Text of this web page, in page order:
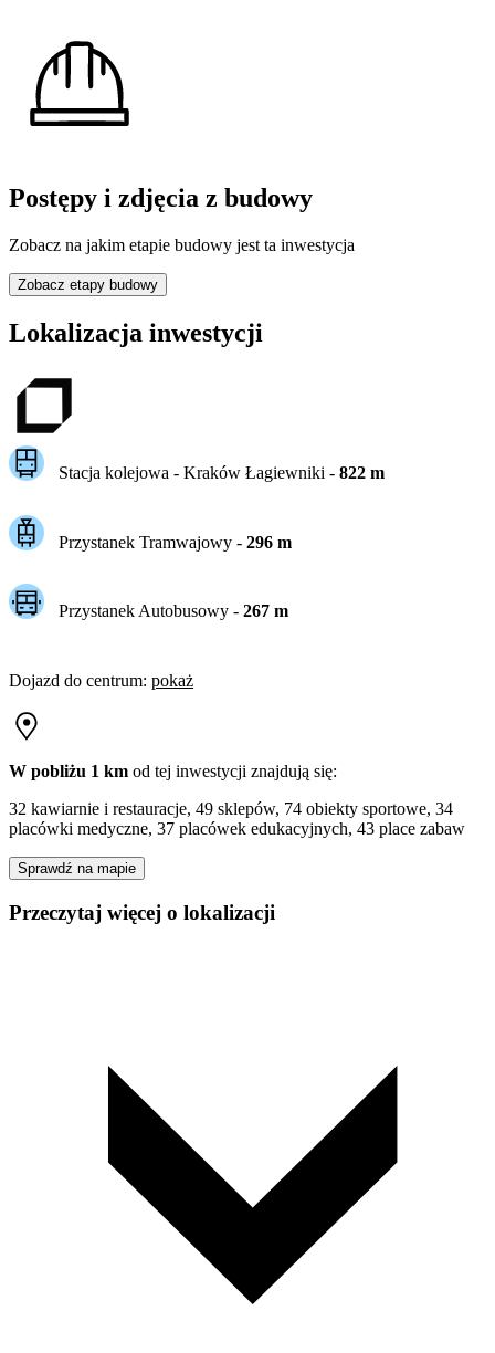
Postępy i zdjęcia z budowy
Zobacz na jakim etapie budowy jest ta inwestycja
Zobacz etapy budowy
Lokalizacja inwestycji
Stacja kolejowa - Kraków Łagiewniki - 822m
Przystanek Tramwajowy - 296m
Przystanek Autobusowy - 267m
Dojazd do centrum: pokaż
W pobliżu 1 km od tej inwestycji znajdują się:
32 kawiarnie i restauracje, 49 sklepów, 74 obiekty sportowe, 34
placówki medyczne, 37 placówek edukacyjnych, 43 place zabaw
Sprawdź na mapie
Przeczytaj więcej o lokalizacji